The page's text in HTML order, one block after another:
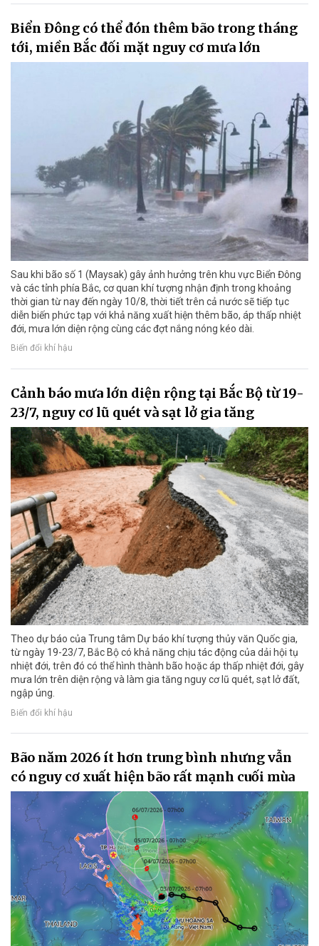
Biển Đông có thể đón thêm bão trong tháng
tới, miền Bắc đối mặt nguy cơ mưa lớn
Sau khi bão số 1 (Maysak) gây ảnh hưởng trên khu vực Biển Đông
và các tỉnh phía Bắc, cơ quan khí tượng nhận định trong khoảng
thời gian từ nay đến ngày 10/8, thời tiết trên cả nước sẽ tiếp tục
diễn biến phức tạp với khả năng xuất hiện thêm bão, áp thấp nhiệt
đới, mưa lớn diện rộng cùng các đợt nắng nóng kéo dài.
Biến đổi khí hậu
Cảnh báo mưa lớn diện rộng tại Bắc Bộ từ 19-
23/7, nguy cơ lũ quét và sạt lở gia tăng
Theo dự báo của Trung tâm Dự báo khí tượng thủy văn Quốc gia,
từ ngày 19-23/7, Bắc Bộ có khả năng chịu tác động của dải hội tụ
nhiệt đới, trên đó có thể hình thành bão hoặc áp thấp nhiệt đới, gây
mưa lớn trên diện rộng và làm gia tăng nguy cơ lũ quét, sạt lở đất,
ngập úng.
Biến đổi khí hậu
Bão năm 2026 ít hơn trung bình nhưng vẫn
có nguy cơ xuất hiện bão rất mạnh cuối mùa